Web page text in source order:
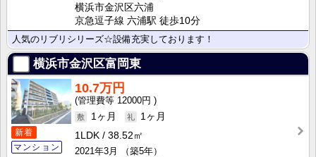
横浜市金沢区六浦
京急逗子線 六浦駅 徒歩10分
人気のリブリシリーズ☆設備充実しております！
横浜市金沢区富岡東
新着
マンション
10.7万円
12000円
1ヶ月
1ヶ月
1LDK
38.52㎡
2021年3月
（築5年）